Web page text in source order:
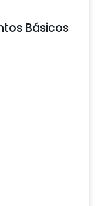
Básicos